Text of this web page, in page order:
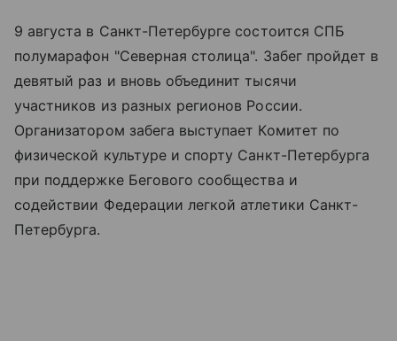
9 августа в Санкт-Петербурге состоится СПБ
полумарафон "Северная столица". Забег пройдет в
девятый раз и вновь объединит тысячи
участников из разных регионов России.
Организатором забега выступает Комитет по
физической культуре и спорту Санкт-Петербурга
при поддержке Бегового сообщества и
содействии Федерации легкой атлетики Санкт-
Петербурга.